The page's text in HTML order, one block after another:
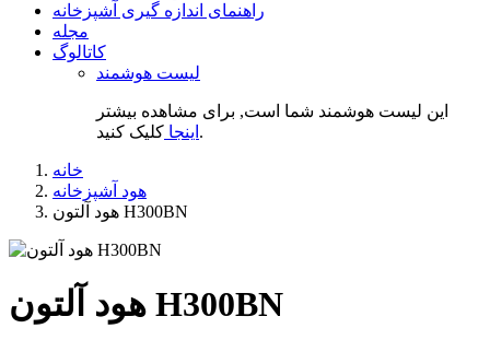
راهنمای اندازه گیری آشپزخانه
مجله
کاتالوگ
لیست هوشمند
این لیست هوشمند شما است, برای مشاهده بیشتر
اینجا کلیک کنید.
خانه
هود آشپزخانه
هود آلتون H300BN
هود آلتون H300BN